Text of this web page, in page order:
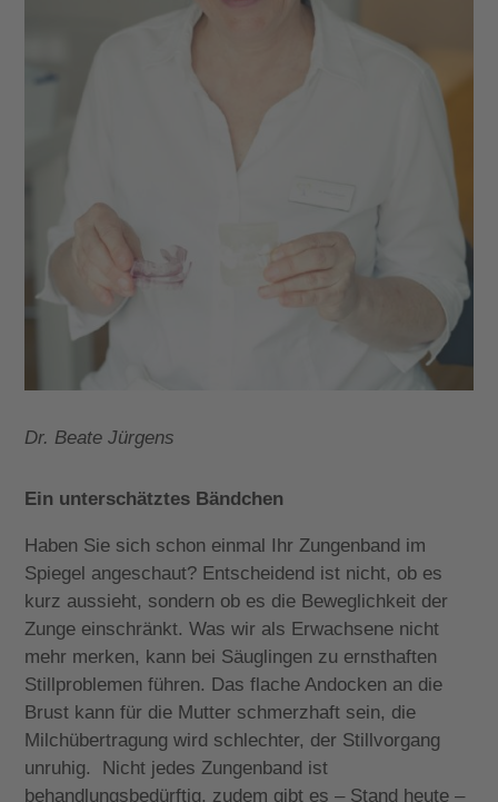
Dr. Beate Jürgens
Ein unterschätztes Bändchen
Haben Sie sich schon einmal Ihr Zungenband im
Spiegel angeschaut? Entscheidend ist nicht, ob es
kurz aussieht, sondern ob es die Beweglichkeit der
Zunge einschränkt. Was wir als Erwachsene nicht
mehr merken, kann bei Säuglingen zu ernsthaften
Stillproblemen führen. Das flache Andocken an die
Brust kann für die Mutter schmerzhaft sein, die
Milchübertragung wird schlechter, der Stillvorgang
unruhig.
Nicht jedes Zungenband ist
behandlungsbedürftig, zudem gibt es – Stand heute –